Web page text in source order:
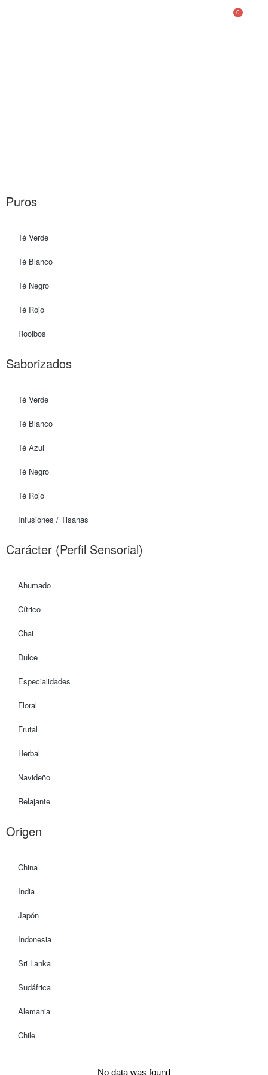
0
Puros
Té Verde
Té Blanco
Té Negro
Té Rojo
Rooibos
Saborizados
Té Verde
Té Blanco
Té Azul
Té Negro
Té Rojo
Infusiones / Tisanas
Carácter (Perfil Sensorial)
Ahumado
Cítrico
Chai
Dulce
Especialidades
Floral
Frutal
Herbal
Navideño
Relajante
Origen
China
India
Japón
Indonesia
Sri Lanka
Sudáfrica
Alemania
Chile
No data was found